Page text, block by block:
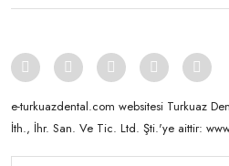
e-turkuazdental.com websitesi Turkuaz
İth., İhr. San. Ve Tic. Ltd. Şti.'ye aittir: